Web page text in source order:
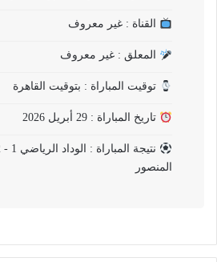
القناة : غير معروف
المعلق : غير معروف
توقيت المباراة : بتوقيت القاهرة
تاريخ المباراة : 29 أبريل 2026
المنصور